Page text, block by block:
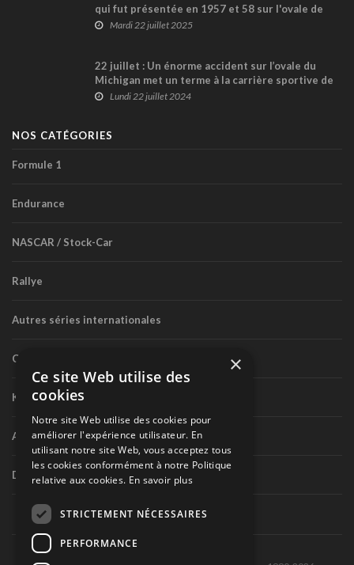
qui fut présentée en 1957 et 58 sur l'ovale de
Monza !
Mardi 22 juillet 2025
22 juillet : Un énorme accident sur l’ovale du
Michigan met un terme à la carrière sportive de
Chip Ganassi en 1984
Lundi 22 juillet 2024
NOS CATÉGORIES
Formule 1
Endurance
NASCAR / Stock-Car
Rallye
Autres séries internationales
Circuit routier canadien
Karting
Autres séries nationales
Divers
×
Ce site Web utilise des
cookies
Notre site Web utilise des cookies pour
améliorer l'expérience utilisateur. En
utilisant notre site Web, vous acceptez tous
les cookies conformément à notre Politique
relative aux cookies. En savoir plus
STRICTEMENT NÉCESSAIRES
PERFORMANCE